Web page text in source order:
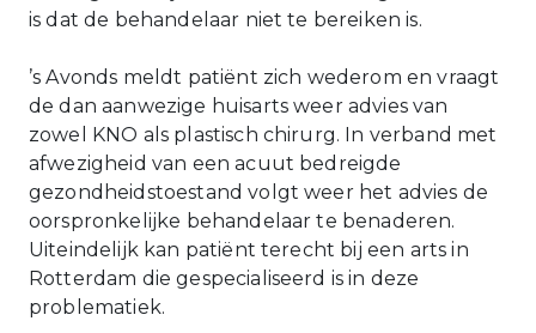
is dat de behandelaar niet te bereiken is.
’s Avonds meldt patiënt zich wederom en vraagt
de dan aanwezige huisarts weer advies van
zowel KNO als plastisch chirurg. In verband met
afwezigheid van een acuut bedreigde
gezondheidstoestand volgt weer het advies de
oorspronkelijke behandelaar te benaderen.
Uiteindelijk kan patiënt terecht bij een arts in
Rotterdam die gespecialiseerd is in deze
problematiek.